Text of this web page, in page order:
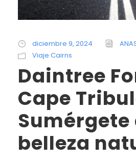
diciembre 9, 2024
Viaje Cairns
Daintree
Cape
Sumérgete
belleza